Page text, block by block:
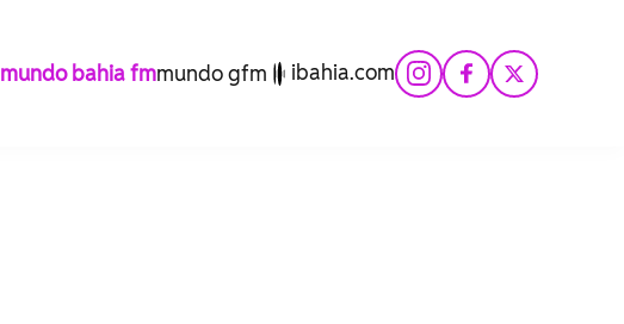
mundo bahia fmmundo gfm ibahia.com